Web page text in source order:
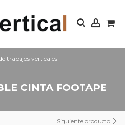
trabajos verticales
CINTA FOOTAPE
Siguiente producto